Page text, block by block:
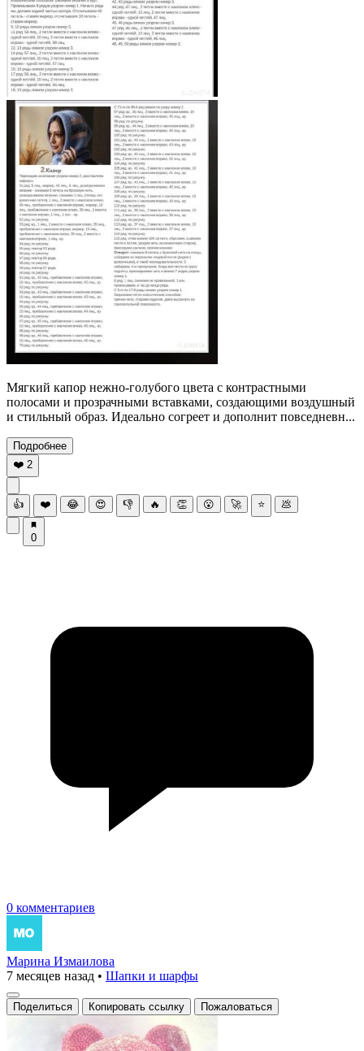
Мягкий капор нежно-голубого цвета с контрастными
полосами и прозрачными вставками, создающими воздушный
и стильный образ. Идеально согреет и дополнит повседневн...
Подробнее
❤️ 2
👍 ❤️ 😂 😍 👎 🔥 👏 😮 🚀 ⭐ 💩
0
0 комментариев
Марина Измаилова
7 месяцев назад • Шапки и шарфы
Поделиться Копировать ссылку Пожаловаться